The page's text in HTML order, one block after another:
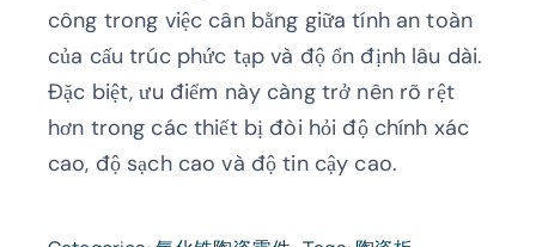
công trong việc cân bằng giữa tính an toàn
của cấu trúc phức tạp và độ ổn định lâu dài.
Đặc biệt, ưu điểm này càng trở nên rõ rệt
hơn trong các thiết bị đòi hỏi độ chính xác
cao, độ sạch cao và độ tin cậy cao.